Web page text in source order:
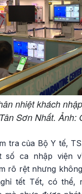
nhiệt khách
Sơn Nhất. Ảnh:
tra của Bộ Y tế,
số ca nhập viện
rõ rệt nhưng
tết Tết, có thể,